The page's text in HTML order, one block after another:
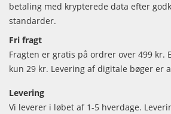
betaling med krypterede data efter
standarder.
Fri fragt
Fragten er gratis på ordrer over 499 kr.
kun 29 kr. Levering af digitale bøger er
Levering
Vi leverer i løbet af 1-5 hverdage.